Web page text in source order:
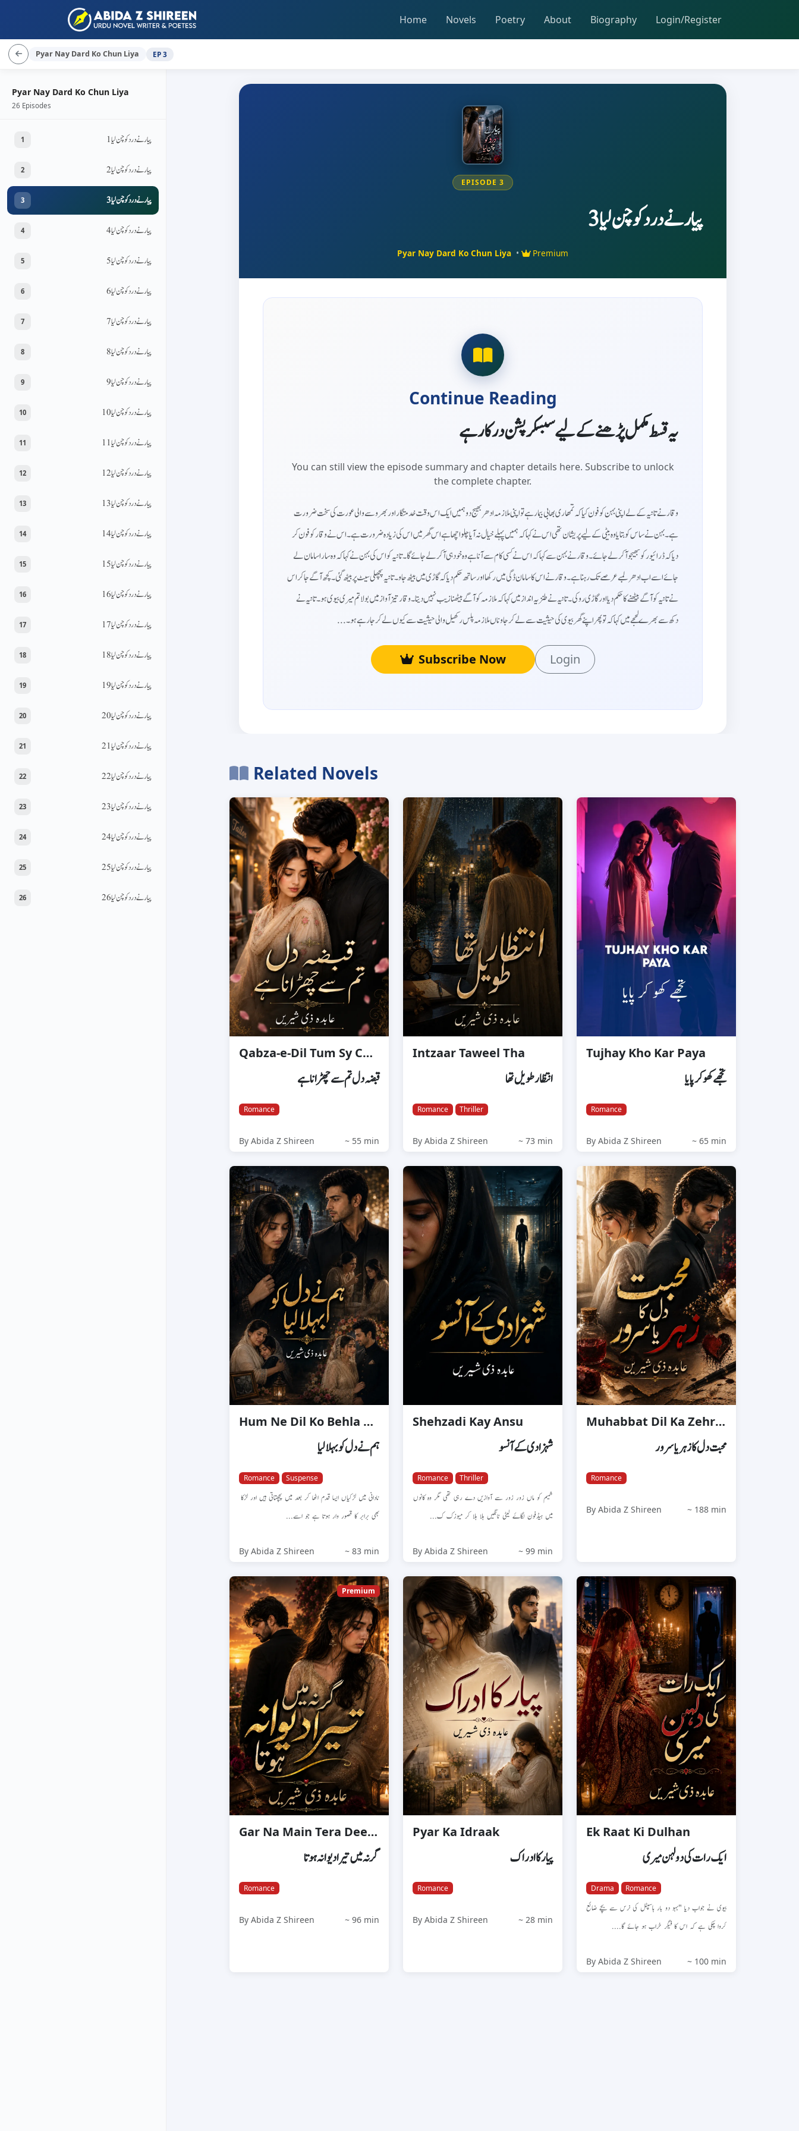
Home Novels Poetry About Biography Login/Register
Pyar Nay Dard Ko Chun Liya EP 3
Pyar Nay Dard Ko Chun Liya
26 Episodes
1 پیار نے درد کو چن لیا 1
2 پیار نے درد کو چن لیا 2
3 پیار نے درد کو چن لیا 3
4 پیار نے درد کو چن لیا 4
5 پیار نے درد کو چن لیا 5
6 پیار نے درد کو چن لیا 6
7 پیار نے درد کو چن لیا 7
8 پیار نے درد کو چن لیا 8
9 پیار نے درد کو چن لیا 9
10 پیار نے درد کو چن لیا 10
11 پیار نے درد کو چن لیا 11
12 پیار نے درد کو چن لیا 12
13 پیار نے درد کو چن لیا 13
14 پیار نے درد کو چن لیا 14
15 پیار نے درد کو چن لیا 15
16 پیار نے درد کو چن لیا 16
17 پیار نے درد کو چن لیا 17
18 پیار نے درد کو چن لیا 18
19 پیار نے درد کو چن لیا 19
20 پیار نے درد کو چن لیا 20
21 پیار نے درد کو چن لیا 21
22 پیار نے درد کو چن لیا 22
23 پیار نے درد کو چن لیا 23
24 پیار نے درد کو چن لیا 24
25 پیار نے درد کو چن لیا 25
26 پیار نے درد کو چن لیا 26
EPISODE 3
پیار نے درد کو چن لیا 3
Pyar Nay Dard Ko Chun Liya • Premium
Continue Reading
یہ قسط مکمل پڑھنے کے لیے سبسکرپشن درکار ہے
You can still view the episode summary and chapter details here. Subscribe to unlock
the complete chapter.
وقار نے تانیہ کے لے اپنی بہن کو فون کیا کہ تمھاری بھابی بیمار ہے تو اپنی ملازمہ ادھر بھیج دو ہمیں ایک اس وقت خدمتگار اور بھروسے والی عورت کی سخت ضرورت
ہے۔ بہن نے ساس کو بتایا وہ بیٹی کے لیے پریشان تھی اس نے کہا کہ ہمیں پہلے خیال نہ آیا چلو اچھا ہے اس گھر میں اس کی زیادہ ضرورت ہے۔ اس نے وقار کو فون کر
دیا کہ ڈرائیور کو بھیجو آ کر لے جائے۔وقار نے بہن سے کہا کہ اس نے کسی کام سے آنا ہے وہ خود ہی آ کر لے جائے گا۔تانیہ کو اس کی بہن نے کہا کہ وہ سارا سامان لے
جائے اسے اب ادھر لمبے عرصے تک رہنا ہے۔وقار نے اس کا سامان ڈگی میں رکھا اور ساتھ حکم دیا کہ گاڑی میں بیٹھ جاو۔تانیہ پچھلی سیٹ پر بیٹھ گئی۔کچھ آگے جاکر اس
نے تانیہ کو آگے بیٹھنے کا حکم دیا اور گاڑی روکی۔تانیہ نے طنزیہ انداز میں کہا کہ ملازمہ کو آگے بیٹھنا زیب نہیں دیتا۔وقار تیز آواز میں بولا تم میری بیوی ہو۔تانیہ نے
دکھ سے بھرے لحجے میں کہا کہ تو پھر اپنے گھر بیوی کی حیثیت سے لے کر جاو ناں ملازمہ پلس رکھیل والی حیثیت سے کیوں لے کر جا رہے ہو۔...
Subscribe Now Login
Related Novels
Qabza-e-Dil Tum Sy Churana Hai
قبضہ دل تم سے چھڑانا ہے
Romance
By Abida Z Shireen ~ 55 min
Intzaar Taweel Tha
انتظار طویل تھا
Romance Thriller
By Abida Z Shireen ~ 73 min
Tujhay Kho Kar Paya
تجھے کھو کر پایا
Romance
By Abida Z Shireen ~ 65 min
Hum Ne Dil Ko Behla Liya
ہم نے دل کو بہلا لیا
Romance Suspense
نادانی میں لڑکیاں ایسا قدم اٹھا کر بعد میں پچھتاتی ہیں اور لڑکا
بھی برابر کا قصور وار ہوتا ہے جو اسے...
By Abida Z Shireen ~ 83 min
Shehzadi Kay Ansu
شہزادی کے آنسو
Romance Thriller
شمیم کو ماں زور زور سے آوازیں دے رہی تھی مگر وہ کانوں
میں ہیڈفون لگاۓ لیٹی ٹانگیں ہلا ہلا کر میوزک ک...
By Abida Z Shireen ~ 99 min
Muhabbat Dil Ka Zehr Ya Suroor
محبت دل کا زہر یا سرور
Romance
By Abida Z Shireen ~ 188 min
Premium
Gar Na Main Tera Deewana Hota
گر نہ میں تیرا دیوانہ ہوتا
Romance
By Abida Z Shireen ~ 96 min
Pyar Ka Idraak
پیار کا ادراک
Romance
By Abida Z Shireen ~ 28 min
Ek Raat Ki Dulhan
ایک رات کی دولہن میری
Drama Romance
بیوی نے جواب دیا "بہو دو بار ہاسپٹل کی نرس سے بچے ضائع
کروا چکی ہے کہ اس کا فیگر خراب ہو جائے گا....
By Abida Z Shireen ~ 100 min